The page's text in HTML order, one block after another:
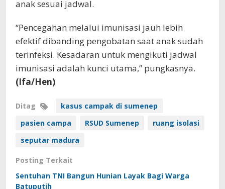
anak sesuai jadwal.
“Pencegahan melalui imunisasi jauh lebih
efektif dibanding pengobatan saat anak sudah
terinfeksi. Kesadaran untuk mengikuti jadwal
imunisasi adalah kunci utama,” pungkasnya.
(Ifa/Hen)
Ditag
kasus campak di sumenep
pasien campa
RSUD Sumenep
ruang isolasi
seputar madura
Posting Terkait
Sentuhan TNI Bangun Hunian Layak Bagi Warga
Batuputih